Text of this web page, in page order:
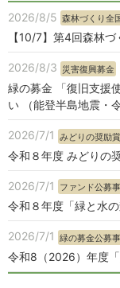
2026/8/5 森林づくり全
【10/7】第4回森林
2026/8/3 災害復興募金
緑の募金 「復旧支援
い （能登半島地震・
2026/7/1 みどりの奨励
令和８年度 みどりの
2026/7/1 ファンド公募
令和８年度「緑と水
2026/7/1 緑の募金公募
令和8（2026）年度